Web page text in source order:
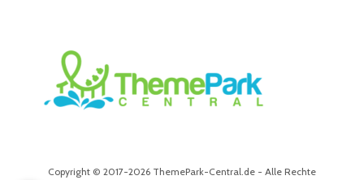
Copyright © 2017-2026 ThemePark-Central.de - Alle Rechte